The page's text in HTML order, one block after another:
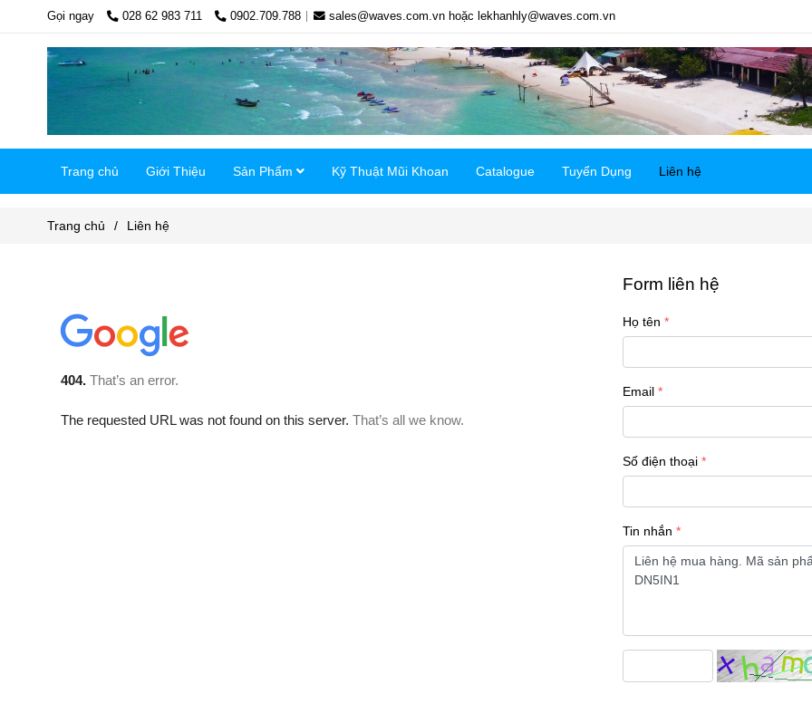
Gọi ngay 028 62 983 711 0902.709.788 sales@waves.com.vn hoặc lekhanhly@waves.com.vn
Trang chủ Giới Thiệu Sản Phẩm Kỹ Thuật Mũi Khoan Catalogue Tuyển Dụng Liên hệ
Trang chủ / Liên hệ
Form liên hệ
Họ tên
Email
Số điện thoại
Tin nhắn